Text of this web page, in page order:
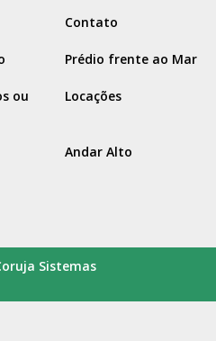
Contato
Prédio frente ao Mar
ou
Locações
Andar Alto
Sistemas